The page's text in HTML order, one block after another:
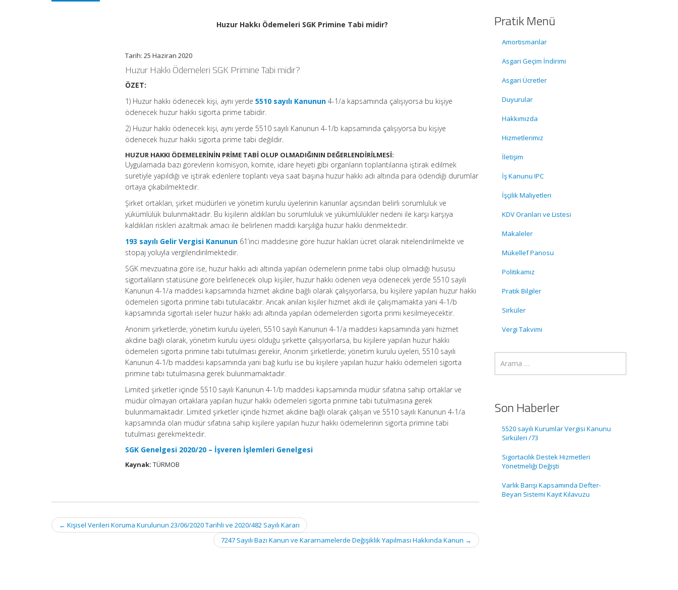
Huzur Hakkı Ödemeleri SGK Primine Tabi midir?
Tarih: 25 Haziran 2020
Huzur Hakkı Ödemeleri SGK Primine Tabi midir?
ÖZET:
1) Huzur hakkı ödenecek kişi, aynı yerde5510 sayılı Kanunun 4-1/a kapsamında çalışıyorsa bu kişiye
ödenecek huzur hakkı sigorta prime tabidir.
2) Huzur hakkı ödenecek kişi, aynı yerde 5510 sayılı Kanunun 4-1/b kapsamında çalışıyorsa bu kişiye
ödenecek huzur hakkı sigorta prime tabi değildir.
HUZUR HAKKI ÖDEMELERİNİN PRİME TABİ OLUP OLMADIĞININ DEĞERLENDİRİLMESİ:
Uygulamada bazı görevlerin komisyon, komite, idare heyeti gibi organların toplantılarına iştirak edilmek
suretiyle yapıldığı ve iştirak edenlere toplantı veya saat başına huzur hakkı adı altında para ödendiği durumlar
ortaya çıkabilmektedir.
Şirket ortakları, şirket müdürleri ve yönetim kurulu üyelerinin kanunlar açısından belirli sorumluluk ve
yükümlülük bulunmaktadır. Bu kişilerin aldıkları bu sorumluluk ve yükümlülükler nedeni ile karşı karşıya
kaldıkları riskleri azaltmak amacı ile belirlenen maddi karşılığa huzur hakkı denmektedir.
193 sayılı Gelir Vergisi Kanunun 61’inci maddesine göre huzur hakları ücret olarak nitelendirilmekte ve
stopaj yoluyla vergilendirilmektedir.
SGK mevzuatına göre ise, huzur hakkı adı altında yapılan ödemelerin prime tabii olup olmadığı hususu
sigortalıların statüsüne göre belirlenecek olup kişiler, huzur hakkı ödenen veya ödenecek yerde 5510 sayılı
Kanunun 4-1/a maddesi kapsamında hizmet akdine bağlı olarak çalışıyorlarsa, bu kişilere yapılan huzur hakkı
ödemeleri sigorta primine tabi tutulacaktır. Ancak anılan kişiler hizmet akdi ile çalışmamakta yani 4-1/b
kapsamında sigortalı iseler huzur hakkı adı altında yapılan ödemelerden sigorta primi kesilmeyecektir.
Anonim şirketlerde; yönetim kurulu üyeleri, 5510 sayılı Kanunun 4-1/a maddesi kapsamında yani hizmet
akdine bağlı olarak, yönetim kurulu üyesi olduğu şirkette çalışıyorlarsa, bu kişilere yapılan huzur hakkı
ödemeleri sigorta primine tabi tutulması gerekir, Anonim şirketlerde; yönetim kurulu üyeleri, 5510 sayılı
Kanunun 4-1/b maddesi kapsamında yani bağ kurlu ise bu kişilere yapılan huzur hakkı ödemeleri sigorta
primine tabi tutulmasına gerek bulunmamaktadır.
Limited şirketler içinde 5510 sayılı Kanunun 4-1/b maddesi kapsamında müdür sıfatına sahip ortaklar ve
müdür olmayan ortaklara yapılan huzur hakkı ödemeleri sigorta primine tabi tutulmasına gerek
bulunmamaktadır. Limited şirketler içinde hizmet akdine bağlı olarak çalışan ve 5510 sayılı Kanunun 4-1/a
kapsamında olan müdür sıfatına sahip kişilere yapılan huzur hakkı ödemelerinin sigorta primine tabi
tutulması gerekmektedir.
SGK Genelgesi 2020/20 – İşveren İşlemleri Genelgesi
Kaynak: TÜRMOB
Post
navigation
← Kişisel Verileri Koruma Kurulunun 23/06/2020 Tarihli ve 2020/482 Sayılı Kararı
7247 Sayılı Bazı Kanun ve Kararnamelerde Değişiklik Yapılması Hakkında Kanun →
Pratik Menü
Amortismanlar
Asgari Geçim İndirimi
Asgari Ücretler
Duyurular
Hakkımızda
Hizmetlerimiz
İletişim
İş Kanunu IPC
İşçilik Maliyetleri
KDV Oranları ve Listesi
Makaleler
Mükellef Panosu
Politikamız
Pratik Bilgiler
Sirküler
Vergi Takvimi
Son Haberler
5520 sayılı Kurumlar Vergisi Kanunu
Sirküleri /73
Sigortacılık Destek Hizmetleri
Yönetmeliği Değişti
Varlık Barışı Kapsamında Defter-
Beyan Sistemi Kayıt Kılavuzu